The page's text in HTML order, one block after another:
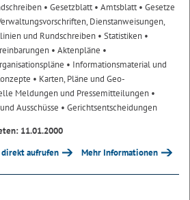
• Gesetzblatt• Amtsblatt• Gesetze
Dienstanweisungen,
und Rundschreiben • Statistiken •
• Aktenpläne •
• Informationsmaterial und
• Karten, Pläne und Geo-
Meldungen und Pressemitteilungen •
Ausschüsse • Gerichtsentscheidungen
11.01.2000
aufrufen Mehr Informationen